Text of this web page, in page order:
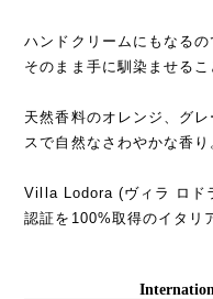
ハンドクリームにもなる
そのまま手に馴染ませるこ
天然香料のオレンジ、グ
スで自然なさわやかな香り
Villa Lodora (ヴィラ ロド
認証を100%取得のイタリ